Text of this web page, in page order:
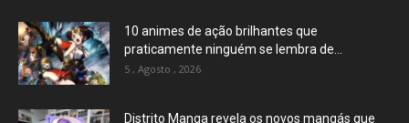
10 animes de ação brilhantes que
praticamente ninguém se lembra de...
5 , Agosto , 2026
Distrito Manga revela os novos mangás que